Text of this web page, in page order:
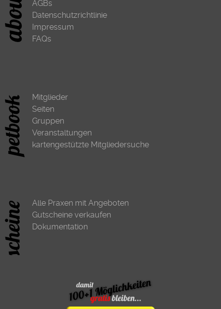
AGBs
Datenschutzrichtlinie
Impressum
FAQs
Mitglieder
Seiten
Gruppen
Veranstaltungen
kartengestützte Mitgliedersuche
Alle Praxen mit Angeboten
Gutscheine verkaufen
Dokumentation